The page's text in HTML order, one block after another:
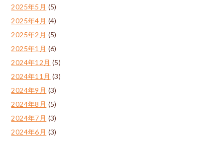
2025年5月 (5)
2025年4月 (4)
2025年2月 (5)
2025年1月 (6)
2024年12月 (5)
2024年11月 (3)
2024年9月 (3)
2024年8月 (5)
2024年7月 (3)
2024年6月 (3)